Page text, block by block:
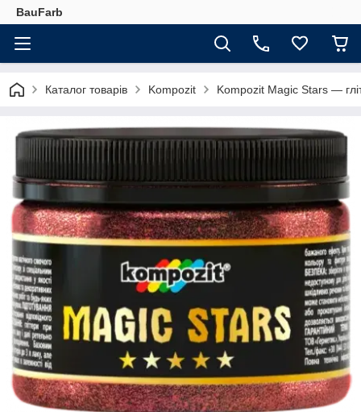
BauFarb
Каталог товарів Kompozit Kompozit Magic Stars —